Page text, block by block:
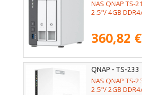
NAS QNAP TS-
2.5"/ 4GB
360,82 €
QNAP - TS-233
NAS QNAP TS-
2.5"/ 2GB